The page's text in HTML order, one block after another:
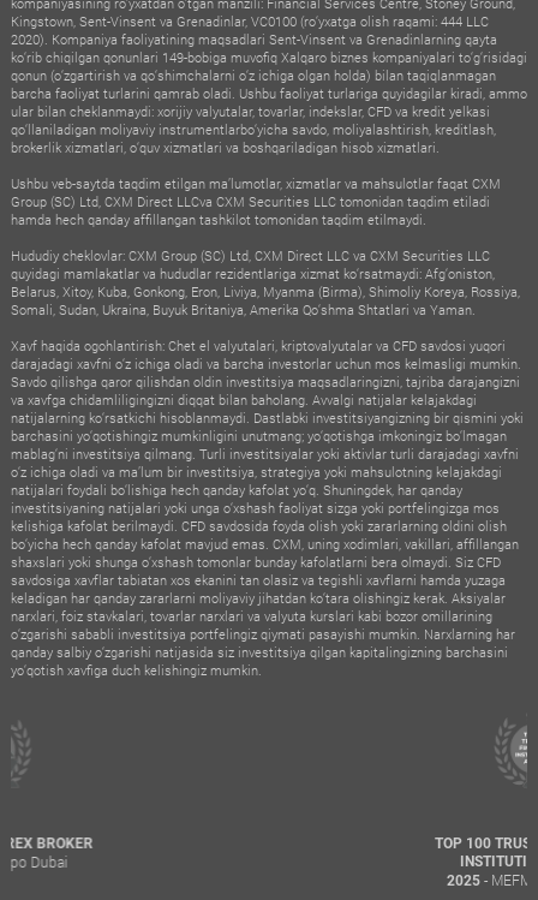
Kingstown, Sent-Vinsent va Grenadinlar, VC0100 (ro‘yxatga olish raqami: 444 LLC
2020). Kompaniya faoliyatining maqsadlari Sent-Vinsent va Grenadinlarning qayta
ko‘rib chiqilgan qonunlari 149-bobiga muvofiq Xalqaro biznes kompaniyalari to‘g‘risidagi
qonun (o‘zgartirish va qo‘shimchalarni o‘z ichiga olgan holda) bilan taqiqlanmagan
barcha faoliyat turlarini qamrab oladi. Ushbu faoliyat turlariga quyidagilar kiradi, ammo
ular bilan cheklanmaydi: xorijiy valyutalar, tovarlar, indekslar, CFD va kredit yelkasi
qo‘llaniladigan moliyaviy instrumentlarbo‘yicha savdo, moliyalashtirish, kreditlash,
brokerlik xizmatlari, o‘quv xizmatlari va boshqariladigan hisob xizmatlari.
Ushbu veb-saytda taqdim etilgan ma’lumotlar, xizmatlar va mahsulotlar faqat CXM
Group (SC) Ltd, CXM Direct LLCva CXM Securities LLC tomonidan taqdim etiladi
hamda hech qanday affillangan tashkilot tomonidan taqdim etilmaydi.
Hududiy cheklovlar: CXM Group (SC) Ltd, CXM Direct LLC va CXM Securities LLC
quyidagi mamlakatlar va hududlar rezidentlariga xizmat ko‘rsatmaydi: Afg‘oniston,
Belarus, Xitoy, Kuba, Gonkong, Eron, Liviya, Myanma (Birma), Shimoliy Koreya, Rossiya,
Somali, Sudan, Ukraina, Buyuk Britaniya, Amerika Qo‘shma Shtatlari va Yaman.
Xavf haqida ogohlantirish: Chet el valyutalari, kriptovalyutalar va CFD savdosi yuqori
darajadagi xavfni o‘z ichiga oladi va barcha investorlar uchun mos kelmasligi mumkin.
Savdo qilishga qaror qilishdan oldin investitsiya maqsadlaringizni, tajriba darajangizni
va xavfga chidamliligingizni diqqat bilan baholang. Avvalgi natijalar kelajakdagi
natijalarning ko‘rsatkichi hisoblanmaydi. Dastlabki investitsiyangizning bir qismini yoki
barchasini yo‘qotishingiz mumkinligini unutmang; yo‘qotishga imkoningiz bo‘lmagan
mablag‘ni investitsiya qilmang. Turli investitsiyalar yoki aktivlar turli darajadagi xavfni
o‘z ichiga oladi va ma’lum bir investitsiya, strategiya yoki mahsulotning kelajakdagi
natijalari foydali bo‘lishiga hech qanday kafolat yo‘q. Shuningdek, har qanday
investitsiyaning natijalari yoki unga o‘xshash faoliyat sizga yoki portfelingizga mos
kelishiga kafolat berilmaydi. CFD savdosida foyda olish yoki zararlarning oldini olish
bo‘yicha hech qanday kafolat mavjud emas. CXM, uning xodimlari, vakillari, affillangan
shaxslari yoki shunga o‘xshash tomonlar bunday kafolatlarni bera olmaydi. Siz CFD
savdosiga xavflar tabiatan xos ekanini tan olasiz va tegishli xavflarni hamda yuzaga
keladigan har qanday zararlarni moliyaviy jihatdan ko‘tara olishingiz kerak. Aksiyalar
narxlari, foiz stavkalari, tovarlar narxlari va valyuta kurslari kabi bozor omillarining
o‘zgarishi sababli investitsiya portfelingiz qiymati pasayishi mumkin. Narxlarning har
qanday salbiy o‘zgarishi natijasida siz investitsiya qilgan kapitalingizning barchasini
yo‘qotish xavfiga duch kelishingiz mumkin.